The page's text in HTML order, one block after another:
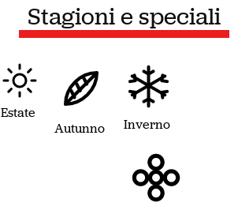
Stagioni e speciali
Estate
Autunno
Inverno